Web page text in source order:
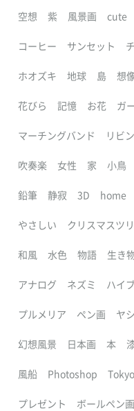
空想 紫 風景画 cute
コーヒー サンセット
ホオズキ 地球 島 想
花びら 記憶 お花 ガ
マーチングバンド リビ
吹奏楽 女性 家 小鳥
鉛筆 静寂 3D home
やさしい クリスマスツ
和風 水色 物語 生き
アナログ ネズミ ハイ
プルメリア ペン画 ヤ
幻想風景 日本画 本
風船 Photoshop Tokyo
プレゼント ボールペン画